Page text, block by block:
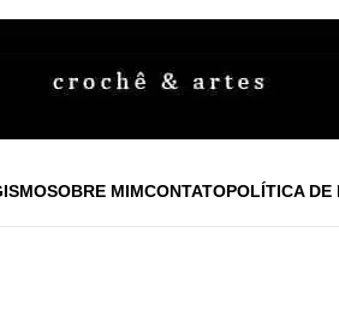
SOBRE MIMCONTATOPOLÍTICA DE